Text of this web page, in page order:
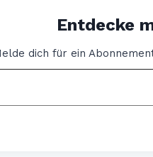
Entdecke
dich für ein